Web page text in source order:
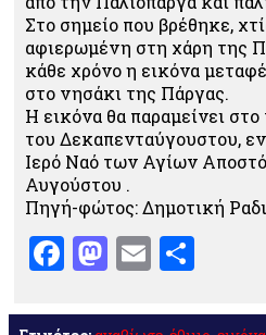
Στο σημείο που βρέθηκε,
αφιερωμένη στη χάρη της
κάθε χρόνο η εικόνα
στο νησάκι της Πάργας.
Η εικόνα θα παραμείνει
του Δεκαπενταύγουστου,
Ιερό Ναό των Αγίων
Αυγούστου .
Πηγή-φώτος: Δημοτική
Facebook
Mastodon
Email